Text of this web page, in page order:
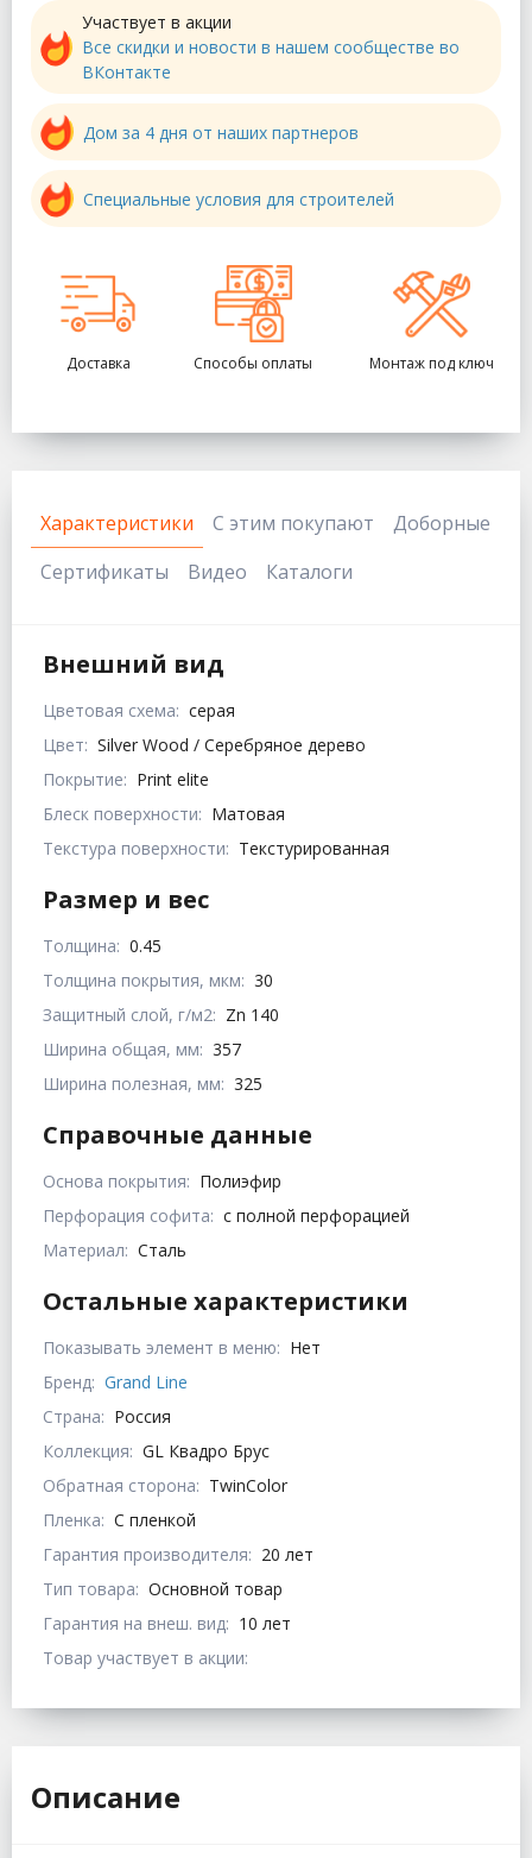
Участвует в акции
Все скидки и новости в нашем сообществе во
ВКонтакте
Дом за 4 дня от наших партнеров
Специальные условия для строителей
Доставка Способы оплаты Монтаж под ключ
Характеристики С этим покупают
Доборные
Сертификаты
Видео Каталоги
Внешний вид
Цветовая схема: серая
Цвет: Silver Wood / Серебряное дерево
Покрытие: Print elite
Блеск поверхности: Матовая
Текстура поверхности: Текстурированная
Размер и вес
Толщина: 0.45
Толщина покрытия, мкм: 30
Защитный слой, г/м2: Zn 140
Ширина общая, мм: 357
Ширина полезная, мм: 325
Справочные данные
Основа покрытия: Полиэфир
Перфорация софита: с полной перфорацией
Материал: Сталь
Остальные характеристики
Показывать элемент в меню: Нет
Бренд: Grand Line
Страна: Россия
Коллекция: GL Квадро Брус
Обратная сторона: TwinColor
Пленка: С пленкой
Гарантия производителя: 20 лет
Тип товара: Основной товар
Гарантия на внеш. вид: 10 лет
Товар участвует в акции:
Описание